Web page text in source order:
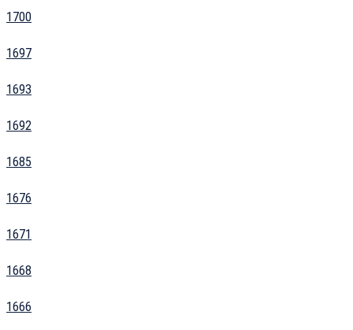
1700
1697
1693
1692
1685
1676
1671
1668
1666